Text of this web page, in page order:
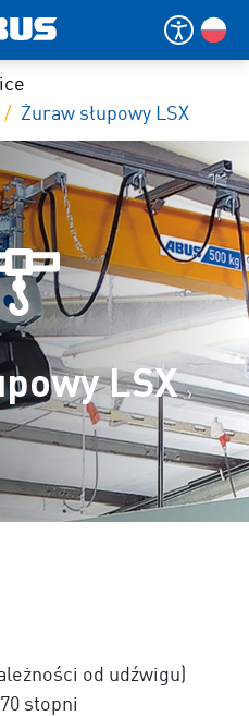
Żuraw słupowy LSX
LSX
od udźwigu)
stopni